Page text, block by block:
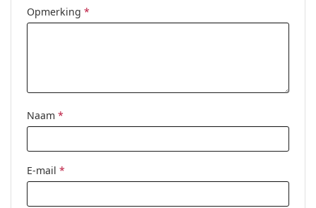
Geslacht:
Categorie:
Brillen
Opmerking *
Naam *
E-mail *